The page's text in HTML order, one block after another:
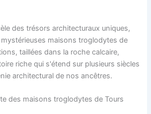
des trésors architecturaux uniques,
maisons troglodytes de
taillées dans la roche calcaire,
riche qui s'étend sur plusieurs siècles
architectural de nos ancêtres.
des maisons troglodytes de Tours